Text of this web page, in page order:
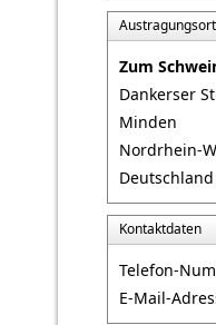
Austragungsort
Zum
Dankerser
Minden
Nordrhein-
Deutschland
Kontaktdaten
Telefon-
E-Mail-